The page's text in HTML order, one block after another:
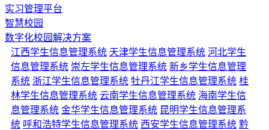
实习管理平台
智慧校园
数字化校园解决方案
江西学生信息管理系统 天津学生信息管理系统 河北学生
信息管理系统 崇左学生信息管理系统 新乡学生信息管理
系统 浙江学生信息管理系统 牡丹江学生信息管理系统 桂
林学生信息管理系统 云南学生信息管理系统 海南学生信
息管理系统 金华学生信息管理系统 昆明学生信息管理系
统 呼和浩特学生信息管理系统 西安学生信息管理系统 黔